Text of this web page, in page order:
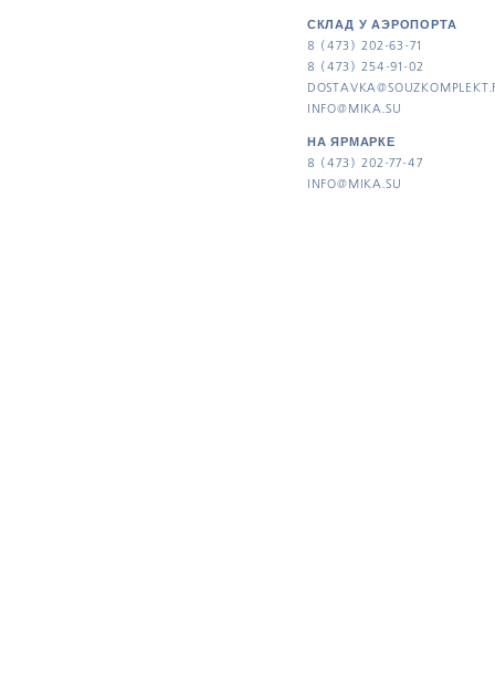
СКЛАД У АЭРОПОРТА
8 (473) 202-63-71
8 (473) 254-91-02
INFO@MIKA.SU
НА ЯРМАРКЕ
8 (473) 202-77-47
INFO@MIKA.SU